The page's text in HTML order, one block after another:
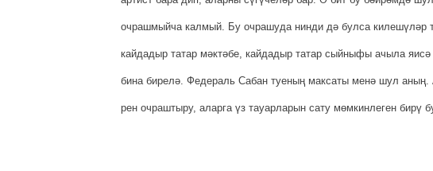
очрашмыйча калмый. Бу очрашуда нинди дә булса килешүләр
кайдадыр татар мәктәбе, кайдадыр татар сыйныфы ачыла
бина бирелә. Федераль Сабан туеның максаты менә шул
рен очраштыру, аларга үз тауарларын сату мөмкинлеген бирү